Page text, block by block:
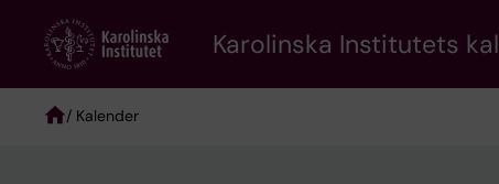
content
Karolinska Institutets
/ Kalender